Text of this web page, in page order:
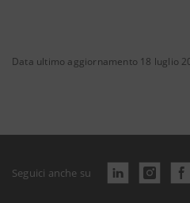
Data ultimo aggiornamento 18 luglio
Seguici anche su